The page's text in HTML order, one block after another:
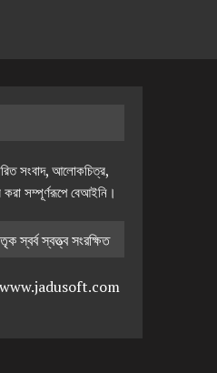
সংবাদ, আলোকচিত্র,
সম্পূর্ণরূপে বেআইনি।
স্বত্ত্ব সংরক্ষিত
www.jadusoft.com